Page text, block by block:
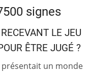
signes
LE JEU
ÊTRE JUGÉ ?
présentait un monde